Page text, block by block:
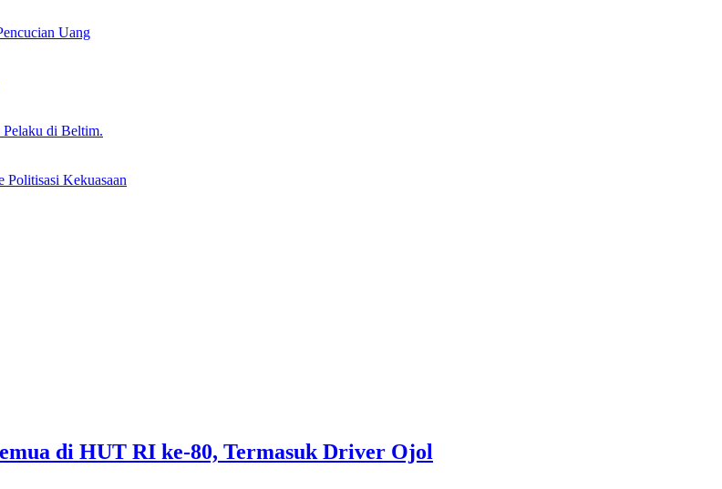
Uang
Pelaku di Beltim.
Politisasi Kekuasaan
di HUT RI ke-80, Termasuk Driver Ojol